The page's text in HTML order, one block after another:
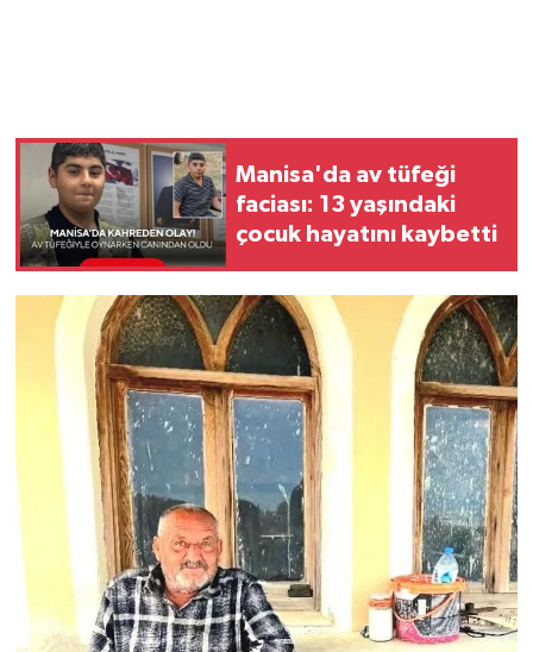
Manisa'da av tüfeği
faciası: 13 yaşındaki
çocuk hayatını kaybetti